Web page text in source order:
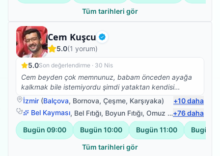
Tüm tarihleri gör
Cem Kuşcu Doğrulanmış
Fizyoterapist
5.0(1 yorum)
5.0Son değerlendirme · 30 Nis
Cem beyden çok memnunuz, babam önceden ayağa
kalkmak bile istemiyordu şimdi yataktan kendisi
kalkıyor yan koltuğa geçiyor, hareket etme konusunda
daha istekli. Çok teşekkür ederiz.
İzmir (Balçova, Bornova, Çeşme, Karşıyaka) +10daha
Bel Kayması, Bel Fıtığı, Boyun Fıtığı, Omuz Bağ Yaralanması +76daha
Bugün 09:00 Bugün 10:00 Bugün 11:00 Bugün
Tüm tarihleri gör